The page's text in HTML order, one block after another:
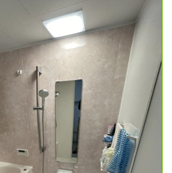
寧にやっていただきました。どうもありがとう
話になることが多々あると思いますがよろしく